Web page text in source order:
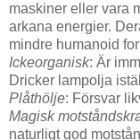
maskiner eller vara
arkana energier.
mindre humanoid
Ickeorganisk: Är
Dricker lampolja
Plåthölje: Försvar
Magisk
naturligt god